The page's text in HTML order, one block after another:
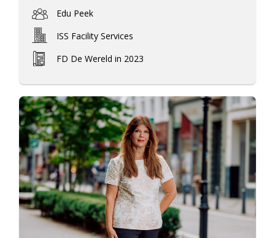
Edu Peek
ISS Facility Services
FD De Wereld in 2023